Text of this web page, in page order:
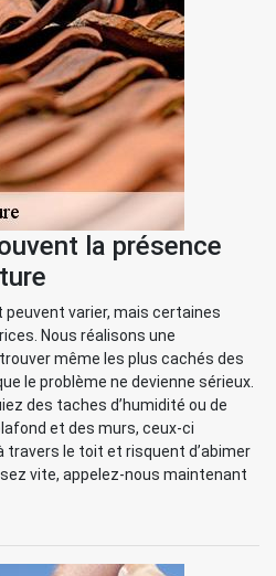
la présence
peuvent varier, mais certaines
Nous réalisons une
même les plus cachés des
le problème ne devienne sérieux.
des taches d’humidité ou de
et des murs, ceux-ci
travers le toit et risquent d’abimer
vite, appelez-nous maintenant